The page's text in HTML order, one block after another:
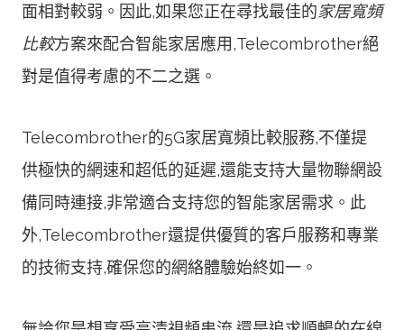
面相對較弱。因此,如果您正在尋找最佳的家居寬頻
比較方案來配合智能家居應用,Telecombrother絕
對是值得考慮的不二之選。
Telecombrother的5G家居寬頻比較服務,不僅提
供極快的網速和超低的延遲,還能支持大量物聯網設
備同時連接,非常適合支持您的智能家居需求。此
外,Telecombrother還提供優質的客戶服務和專業
的技術支持,確保您的網絡體驗始終如一。